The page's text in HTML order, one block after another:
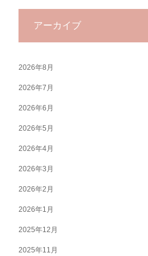
アーカイブ
2026年8月
2026年7月
2026年6月
2026年5月
2026年4月
2026年3月
2026年2月
2026年1月
2025年12月
2025年11月